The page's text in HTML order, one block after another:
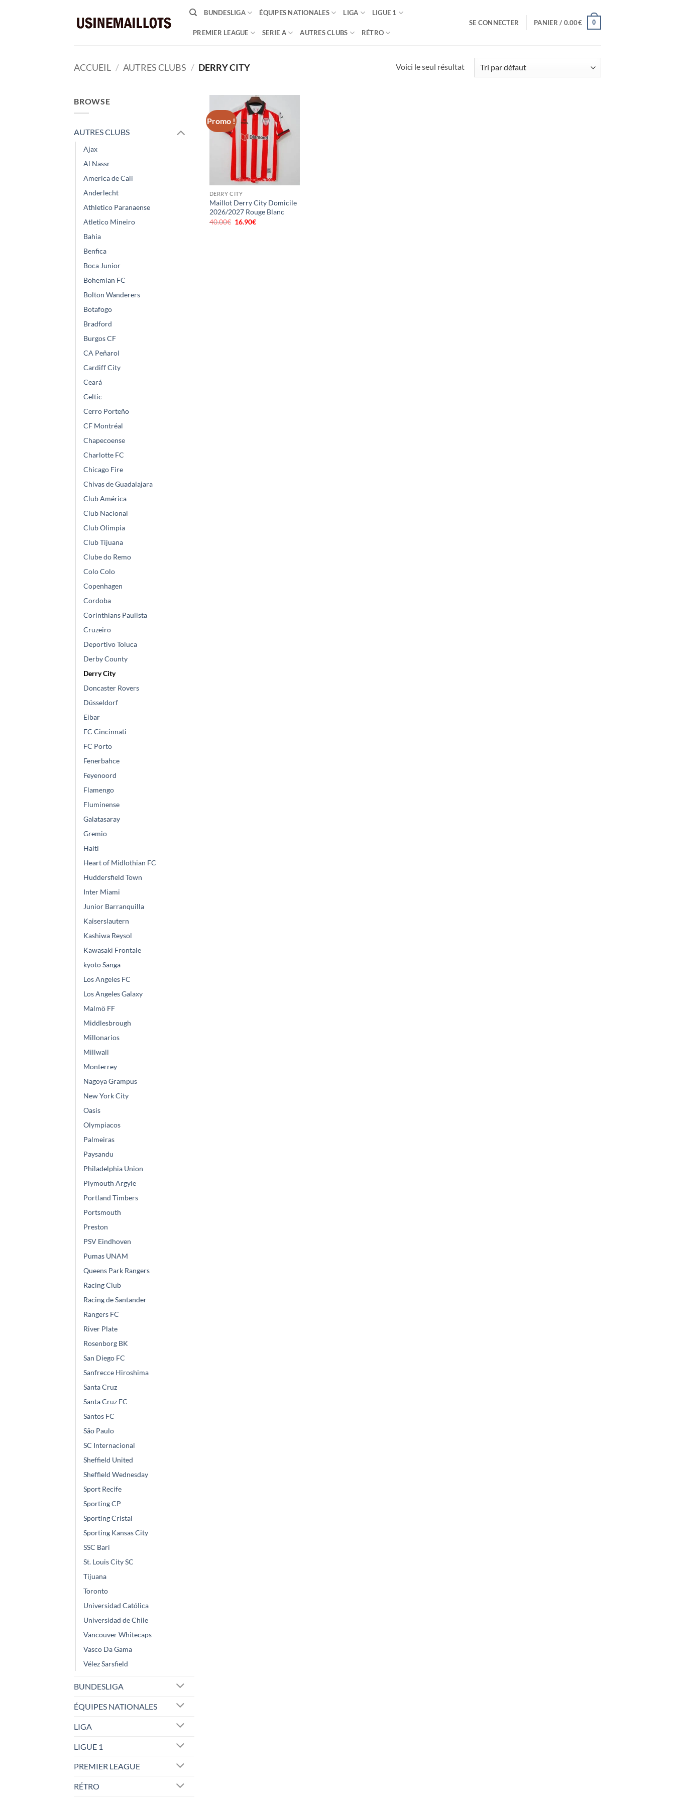
BUNDESLIGA ÉQUIPES NATIONALES LIGA LIGUE 1
PREMIER LEAGUE SERIE A AUTRES CLUBS RÉTRO
SE CONNECTER PANIER / 0.00€ 0
ACCUEIL / AUTRES CLUBS / DERRY CITY Voici le seul résultat
BROWSE
AUTRES CLUBS
Ajax
Al Nassr
America de Cali
Anderlecht
Athletico Paranaense
Atletico Mineiro
Bahia
Benfica
Boca Junior
Bohemian FC
Bolton Wanderers
Botafogo
Bradford
Burgos CF
CA Peñarol
Cardiff City
Ceará
Celtic
Cerro Porteño
CF Montréal
Chapecoense
Charlotte FC
Chicago Fire
Chivas de Guadalajara
Club América
Club Nacional
Club Olimpia
Club Tijuana
Clube do Remo
Colo Colo
Copenhagen
Cordoba
Corinthians Paulista
Cruzeiro
Deportivo Toluca
Derby County
Derry City
Doncaster Rovers
Düsseldorf
Eibar
FC Cincinnati
FC Porto
Fenerbahce
Feyenoord
Flamengo
Fluminense
Galatasaray
Gremio
Haiti
Heart of Midlothian FC
Huddersfield Town
Inter Miami
Junior Barranquilla
Kaiserslautern
Kashiwa Reysol
Kawasaki Frontale
kyoto Sanga
Los Angeles FC
Los Angeles Galaxy
Malmö FF
Middlesbrough
Millonarios
Millwall
Monterrey
Nagoya Grampus
New York City
Oasis
Olympiacos
Palmeiras
Paysandu
Philadelphia Union
Plymouth Argyle
Portland Timbers
Portsmouth
Preston
PSV Eindhoven
Pumas UNAM
Queens Park Rangers
Racing Club
Racing de Santander
Rangers FC
River Plate
Rosenborg BK
San Diego FC
Sanfrecce Hiroshima
Santa Cruz
Santa Cruz FC
Santos FC
São Paulo
SC Internacional
Sheffield United
Sheffield Wednesday
Sport Recife
Sporting CP
Sporting Cristal
Sporting Kansas City
SSC Bari
St. Louis City SC
Tijuana
Toronto
Universidad Católica
Universidad de Chile
Vancouver Whitecaps
Vasco Da Gama
Vélez Sarsfield
BUNDESLIGA
ÉQUIPES NATIONALES
LIGA
LIGUE 1
PREMIER LEAGUE
RÉTRO
Promo !
DERRY CITY
Maillot Derry City Domicile
2026/2027 Rouge Blanc
40.00€ Le
16.90€